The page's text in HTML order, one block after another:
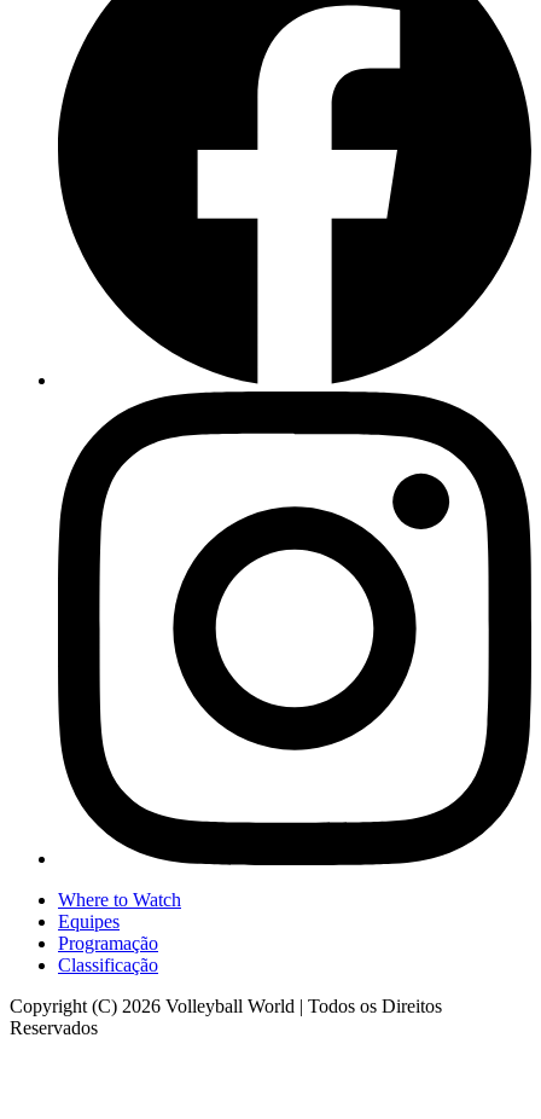
Where to Watch
Equipes
Programação
Classificação
Copyright (C) 2026 Volleyball World | Todos os Direitos
Reservados